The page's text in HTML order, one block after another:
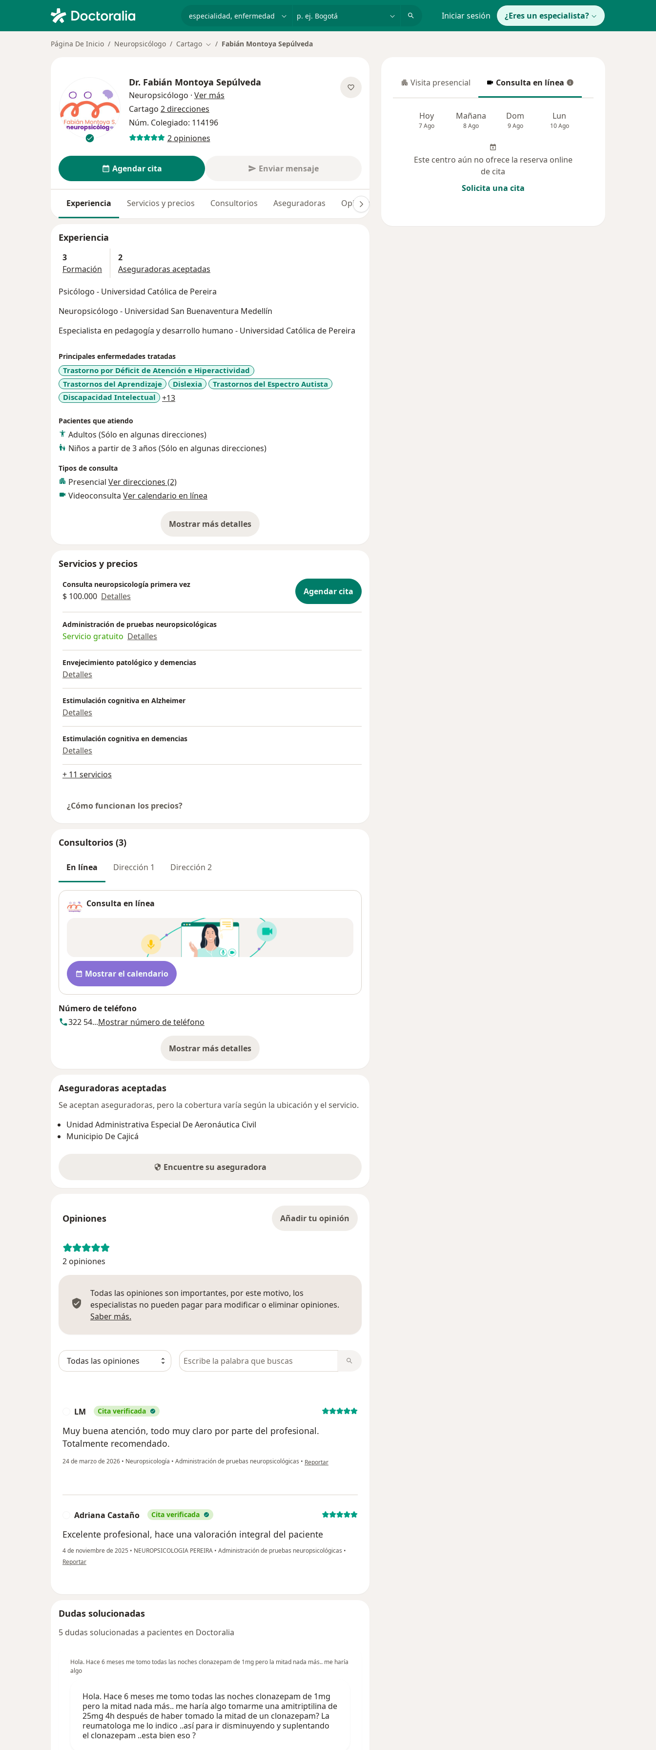
p. ej. Bogotá Iniciar sesión ¿Eres un especialista?
Página De Inicio Neuropsicólogo Cartago Cambiar de ciudad
Fabián Montoya Sepúlveda
Dr. Fabián Montoya Sepúlveda
Neuropsicólogo · Ver más
Cartago 2 direcciones
Núm. Colegiado: 114196
2 opiniones
Agendar cita Enviar mensaje
Experiencia Servicios y precios Consultorios Aseguradoras Opiniones (2)
Experiencia
3
Formación
2
Aseguradoras aceptadas
Psicólogo - Universidad Católica de Pereira
Neuropsicólogo - Universidad San Buenaventura Medellín
Especialista en pedagogía y desarrollo humano - Universidad Católica de Pereira
Principales enfermedades tratadas
Trastorno por Déficit de Atención e Hiperactividad
Trastornos del Aprendizaje
Dislexia
Trastornos del Espectro Autista
Discapacidad Intelectual
+13a11y_sr_more_diseases
Pacientes que atiendo
Adultos (Sólo en algunas direcciones)
Niños a partir de 3 años (Sólo en algunas direcciones)
Tipos de consulta
Presencial Ver direcciones (2)
Videoconsulta Ver calendario en línea
Mostrar más detalles
sobre la experiencia
Servicios y precios
Consulta neuropsicología primera vez
$ 100.000 Detalles Agendar cita
Administración de pruebas neuropsicológicas
Servicio gratuito Detalles
Envejecimiento patológico y demencias
Detalles
Estimulación cognitiva en Alzheimer
Detalles
Estimulación cognitiva en demencias
Detalles
+ 11 servicios
¿Cómo funcionan los precios?
Consultorios (3)
En línea Dirección 1 Dirección 2
Consulta en línea
Disponibilidad
Mostrar el calendario
Número de teléfono
322 54...Mostrar número de teléfono
Mostrar más detalles
sobre la dirección
Aseguradoras aceptadas
Se aceptan aseguradoras, pero la cobertura varía según la ubicación y el servicio.
Unidad Administrativa Especial De Aeronáutica Civil
Municipio De Cajicá
Encuentre su aseguradora
Opiniones Añadir tu opinión
2 opiniones
Todas las opiniones son importantes, por este motivo, los
especialistas no pueden pagar para modificar o eliminar opiniones.
Saber más.
Busca en opiniones
LM Cita verificada
Muy buena atención, todo muy claro por parte del profesional.
Totalmente recomendado.
24 de marzo de 2026 • Neuropsicología • Administración de pruebas neuropsicológicas • en opinión del usuario LM
Reportar
Adriana Castaño Cita verificada
Excelente profesional, hace una valoración integral del paciente
4 de noviembre de 2025 • NEUROPSICOLOGIA PEREIRA • Administración de pruebas neuropsicológicas •
en opinión del usuario Adriana Castaño
Reportar
Dudas solucionadas
5 dudas solucionadas a pacientes en Doctoralia
Hola. Hace 6 meses me tomo todas las noches clonazepam de 1mg pero la mitad nada más.. me haría
algo
Hola. Hace 6 meses me tomo todas las noches clonazepam de 1mg
pero la mitad nada más.. me haría algo tomarme una amitriptilina de
25mg 4h después de haber tomado la mitad de un clonazepam? La
reumatologa me lo indico ..así para ir disminuyendo y suplentando
el clonazepam ..esta bien eso ?
Visita presencial
Visita presencial Consulta en línea
Consulta en línea
Hoy
7 Ago
Mañana
8 Ago
Dom
9 Ago
Lun
10 Ago
Este centro aún no ofrece la reserva online
de cita
Solicita una cita